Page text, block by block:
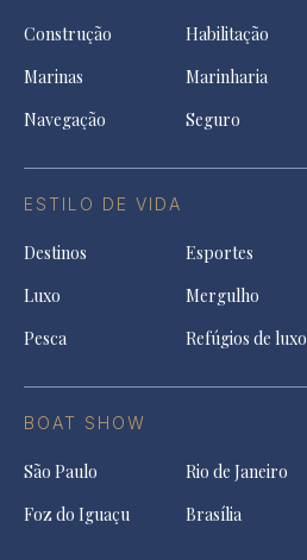
Construção Habilitação
Marinas
Marinharia
Navegação
Seguro
ESTILO DE VIDA
Destinos Esportes
Luxo
Mergulho
Pesca
Refúgios de luxo
BOAT SHOW
São Paulo Rio de Janeiro
Foz do Iguaçu
Brasília